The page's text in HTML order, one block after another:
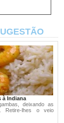
à Indiana
deixando as
Retire-lhes o veio